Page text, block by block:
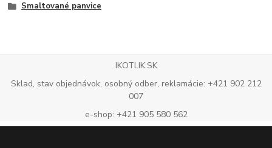
Smaltované panvice
IKOTLIK.SK
Sklad, stav objednávok, osobný odber, reklamácie: +421 902 212
007
e-shop: +421 905 580 562